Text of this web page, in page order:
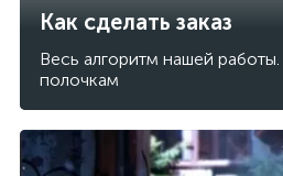
Как сделать заказ
Весь алгоритм нашей
полочкам